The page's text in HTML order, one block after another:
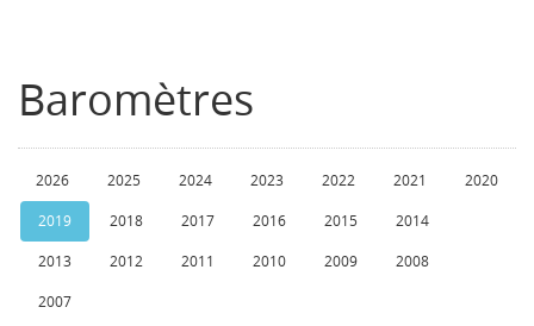
Baromètres
2026 2025 2024 2023 2022 2021 2020
2019 2018 2017 2016 2015 2014
2013 2012 2011 2010 2009 2008
2007